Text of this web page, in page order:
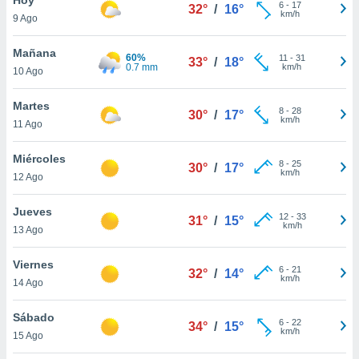
y
en
más
de
9 Ago
32° / 16° 6- 17
km/h
Mañana
10 Ago
60%
0.7 mm
33° / 18° 11 - 31
km/h
Martes
11 Ago
30° / 17° 8- 28
km/h
Miércoles
12 Ago
30° / 17° 8- 25
km/h
Jueves
13 Ago
31° / 15° 12- 33
km/h
Viernes
14 Ago
32° / 14° 6- 21
km/h
Sábado
15 Ago
34° / 15° 6- 22
km/h